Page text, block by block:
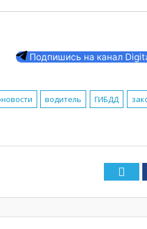
Подпишись на канал
водитель ГИБДД